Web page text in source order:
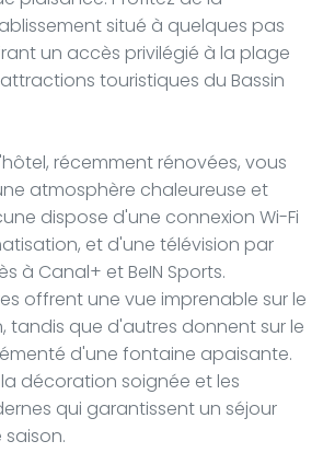
situé à quelques pas
un accès privilégié à la plage
touristiques du Bassin
récemment rénovées, vous
atmosphère chaleureuse et
dispose d'une connexion Wi-Fi
et d'une télévision par
à Canal+ et BeIN Sports.
offrent une vue imprenable sur le
tandis que d'autres donnent sur le
d'une fontaine apaisante.
décoration soignée et les
qui garantissent un séjour